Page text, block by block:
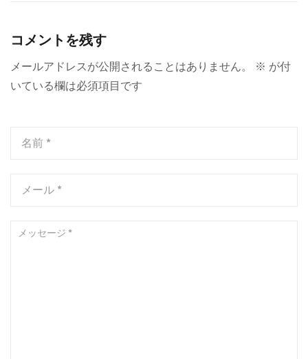
コメントを残す
メールアドレスが公開されることはありません。 ※ が付
いている欄は必須項目です